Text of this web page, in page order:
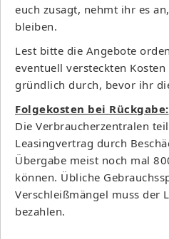
euch zusagt, nehmt ihr es
bleiben.
Lest bitte die Angebote
eventuell versteckten
gründlich durch, bevor ihr
Folgekosten bei Rückgabe:
Die Verbraucherzentralen
Leasingvertrag durch
Übergabe meist noch mal
können. Übliche
Verschleißmängel muss der
bezahlen.